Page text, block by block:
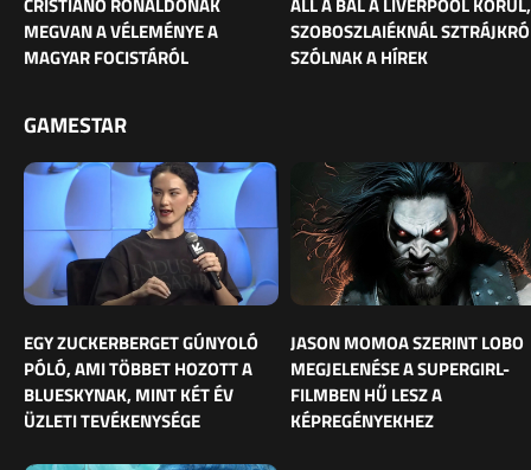
MEGVAN A VÉLEMÉNYE A
MAGYAR FOCISTÁRÓL
SZOBOSZLAIÉKNÁL
SZÓLNAK A HÍREK
GAMESTAR
EGY ZUCKERBERGET GÚNYOLÓ
PÓLÓ, AMI TÖBBET HOZOTT A
BLUESKYNAK, MINT KÉT ÉV
ÜZLETI TEVÉKENYSÉGE
JASON MOMOA SZERINT LOBO
MEGJELENÉSE A SUPERGIRL-
FILMBEN HŰ LESZ A
KÉPREGÉNYEKHEZ